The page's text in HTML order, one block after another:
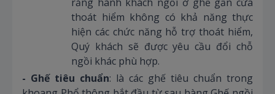
thoát hiểm không có khả năng thực
hiện các chức năng hỗ trợ thoát hiểm,
Quý khách sẽ được yêu cầu đổi chỗ
ngồi khác phù hợp.
- Ghế tiêu chuẩn: là các ghế tiêu chuẩn trong